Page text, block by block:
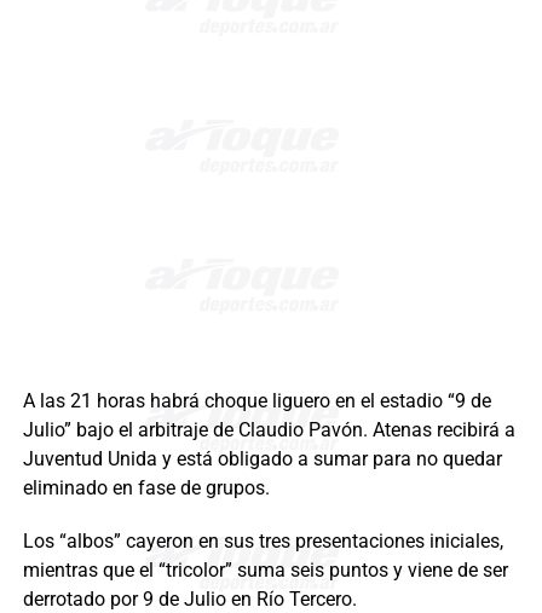
A las 21 horas habrá choque liguero en el estadio “9 de
Julio” bajo el arbitraje de Claudio Pavón. Atenas recibirá a
Juventud Unida y está obligado a sumar para no quedar
eliminado en fase de grupos.
Los “albos” cayeron en sus tres presentaciones iniciales,
mientras que el “tricolor” suma seis puntos y viene de ser
derrotado por 9 de Julio en Río Tercero.